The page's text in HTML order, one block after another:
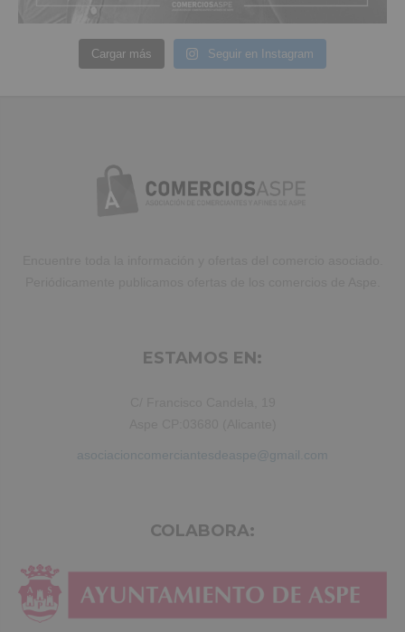
Cargar más Seguir en Instagram
ESTAMOS EN:
asociacioncomerciantesdeaspe@gmail.com
COLABORA: